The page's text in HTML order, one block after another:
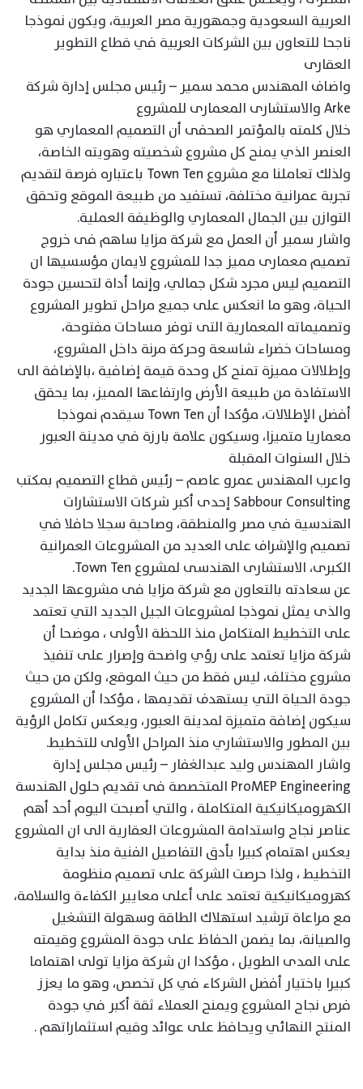
العربية السعودية وجمهورية مصر العربية، ويكون نموذجا
ناجحا للتعاون بين الشركات العربية في قطاع التطوير
العقارى
واضاف المهندس محمد سمير – رئيس مجلس إدارة شركة
Arke والاستشارى المعمارى للمشروع
خلال كلمته بالمؤتمر الصحفى أن التصميم المعماري هو
العنصر الذي يمنح كل مشروع شخصيته وهويته الخاصة،
ولذلك تعاملنا مع مشروع Town Ten باعتباره فرصة لتقديم
تجربة عمرانية مختلفة، تستفيد من طبيعة الموقع وتحقق
التوازن بين الجمال المعماري والوظيفة العملية.
واشار سمير أن العمل مع شركة مزايا ساهم فى خروج
تصميم معمارى مميز جدا للمشروع لايمان مؤسسيها ان
التصميم ليس مجرد شكل جمالي، وإنما أداة لتحسين جودة
الحياة، وهو ما انعكس على جميع مراحل تطوير المشروع
وتصميماته المعمارية التى توفر مساحات مفتوحة،
ومساحات خضراء شاسعة وحركة مرنة داخل المشروع،
وإطلالات مميزة تمنح كل وحدة قيمة إضافية ،بالإضافة الى
الاستفادة من طبيعة الأرض وارتفاعها المميز، بما يحقق
أفضل الإطلالات، مؤكدا أن Town Ten سيقدم نموذجا
معماريا متميزا، وسيكون علامة بارزة في مدينة العبور
خلال السنوات المقبلة
واعرب المهندس عمرو عاصم – رئيس قطاع التصميم بمكتب
Sabbour Consulting إحدى أكبر شركات الاستشارات
الهندسية في مصر والمنطقة، وصاحبة سجلا حافلا في
تصميم والإشراف على العديد من المشروعات العمرانية
الكبرى، الاستشارى الهندسى لمشروع Town Ten.
عن سعادته بالتعاون مع شركة مزايا فى مشروعها الجديد
والذى يمثل نموذجا لمشروعات الجيل الجديد التي تعتمد
على التخطيط المتكامل منذ اللحظة الأولى ، موضحا أن
شركة مزايا تعتمد على رؤي واضحة وإصرار على تنفيذ
مشروع مختلف، ليس فقط من حيث الموقع، ولكن من حيث
جودة الحياة التي يستهدف تقديمها ، مؤكدا أن المشروع
سيكون إضافة متميزة لمدينة العبور، ويعكس تكامل الرؤية
بين المطور والاستشاري منذ المراحل الأولى للتخطيط.
واشار المهندس وليد عبدالغفار – رئيس مجلس إدارة
ProMEP Engineering المتخصصة فى تقديم حلول الهندسة
الكهروميكانيكية المتكاملة ، والتي أصبحت اليوم أحد أهم
عناصر نجاح واستدامة المشروعات العقارية الى ان المشروع
يعكس اهتمام كبيرا بأدق التفاصيل الفنية منذ بداية
التخطيط ، ولذا حرصت الشركة على تصميم منظومة
كهروميكانيكية تعتمد على أعلى معايير الكفاءة والسلامة،
مع مراعاة ترشيد استهلاك الطاقة وسهولة التشغيل
والصيانة، بما يضمن الحفاظ على جودة المشروع وقيمته
على المدى الطويل ، مؤكدا ان شركة مزايا تولى اهتماما
كبيرا باختيار أفضل الشركاء في كل تخصص، وهو ما يعزز
فرص نجاح المشروع ويمنح العملاء ثقة أكبر في جودة
المنتج النهائي ويحافظ على عوائد وقيم استثماراتهم .